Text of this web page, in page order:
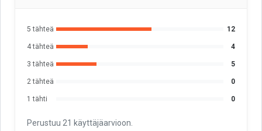
5 tähteä 12
4 tähteä 4
3 tähteä 5
2 tähteä 0
1 tähti 0
Perustuu 21 käyttäjäarvioon.